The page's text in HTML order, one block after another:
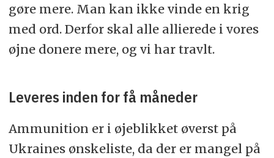
gøre mere. Man kan ikke vinde en krig
med ord. Derfor skal alle allierede i vores
øjne donere mere, og vi har travlt.
Leveres inden for få måneder
Ammunition er i øjeblikket øverst på
Ukraines ønskeliste, da der er mangel på